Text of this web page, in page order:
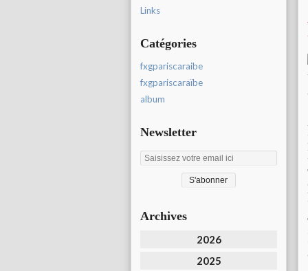
Links
Catégories
fxgpariscaraibe
fxgpariscaraïbe
album
Newsletter
Archives
2026
2025